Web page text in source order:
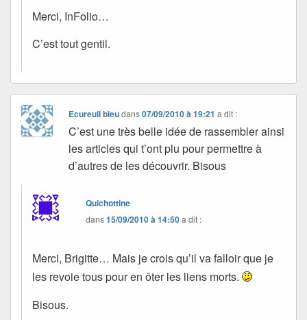
Merci, InFolio…
C’est tout gentil.
Ecureuil bleudans07/09/2010 à 19:21 a dit :
C’est une très belle idée de rassembler ainsi
les articles qui t’ont plu pour permettre à
d’autres de les découvrir. Bisous
Quichottine
dans15/09/2010 à 14:50a dit :
Merci, Brigitte… Mais je crois qu’il va falloir que je
les revoie tous pour en ôter les liens morts.
Bisous.